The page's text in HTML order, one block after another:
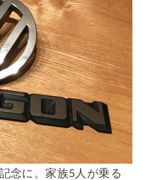
念に。家族5人が乗る